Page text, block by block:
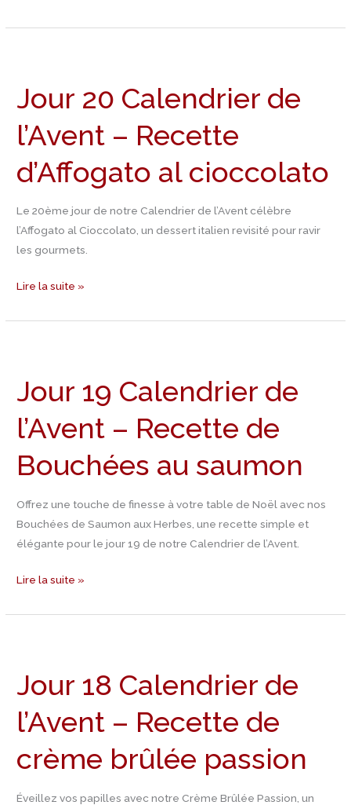
Jour 20 Calendrier de
l’Avent – Recette
d’Affogato al cioccolato
Le 20ème jour de notre Calendrier de l’Avent célèbre
l’Affogato al Cioccolato, un dessert italien revisité pour ravir
les gourmets.
Calendrier
de
l’Avent
Recette
al
cioccolato
Lire la suite »
Jour 19 Calendrier de
l’Avent – Recette de
Bouchées au saumon
Offrez une touche de finesse à votre table de Noël avec nos
Bouchées de Saumon aux Herbes, une recette simple et
élégante pour le jour 19 de notre Calendrier de l’Avent.
Calendrier
de
l’Avent
Recette
Bouchées
au
saumon
Lire la suite »
Jour 18 Calendrier de
l’Avent – Recette de
crème brûlée passion
Éveillez vos papilles avec notre Crème Brûlée Passion, un
Calendrier
de
l’Avent
Recette
crème